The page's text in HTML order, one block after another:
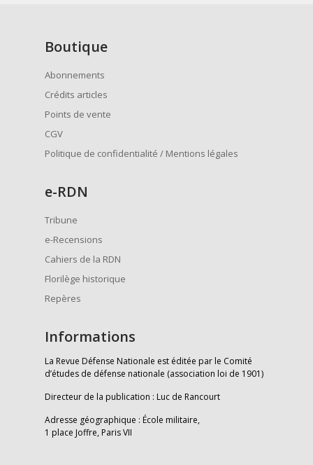
Boutique
Abonnements
Crédits articles
Points de vente
CGV
Politique de confidentialité / Mentions légales
e-RDN
Tribune
e-Recensions
Cahiers de la RDN
Florilège historique
Repères
Informations
La Revue Défense Nationale est éditée par le Comité
d’études de défense nationale (association loi de 1901)
Directeur de la publication : Luc de Rancourt
Adresse géographique : École militaire,
1 place Joffre, Paris VII